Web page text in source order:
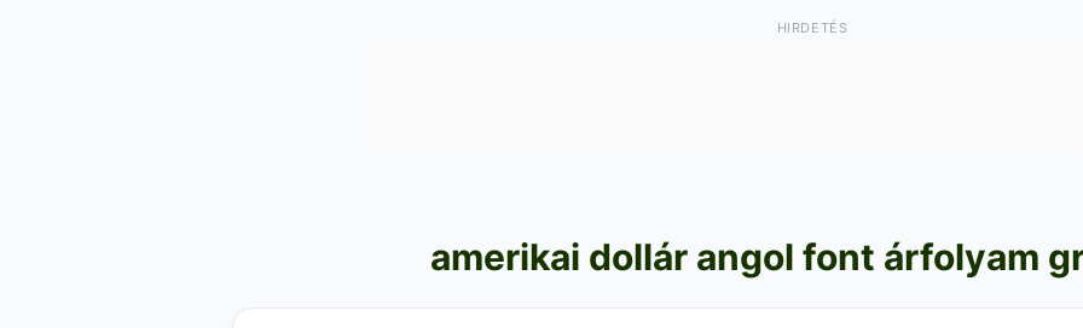
HIRDETÉS
amerikai dollár angol font árfolyam